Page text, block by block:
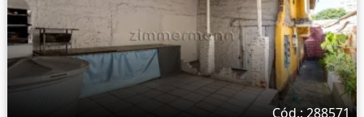
Cód.: 288571